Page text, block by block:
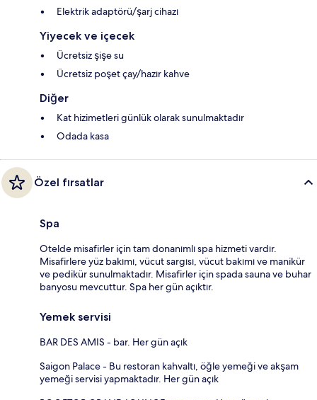
Elektrik adaptörü/şarj cihazı
Yiyecek ve içecek
Ücretsiz şişe su
Ücretsiz poşet çay/hazır kahve
Diğer
Kat hizimetleri günlük olarak sunulmaktadır
Odada kasa
Özel fırsatlar
Spa
Otelde misafirler için tam donanımlı spa hizmeti vardır.
Misafirlere yüz bakımı, vücut sargısı, vücut bakımı ve manikür
ve pedikür sunulmaktadır. Misafirler için spada sauna ve buhar
banyosu mevcuttur. Spa her gün açıktır.
Yemek servisi
BAR DES AMIS - bar. Her gün açık
Saigon Palace - Bu restoran kahvaltı, öğle yemeği ve akşam
yemeği servisi yapmaktadır. Her gün açık